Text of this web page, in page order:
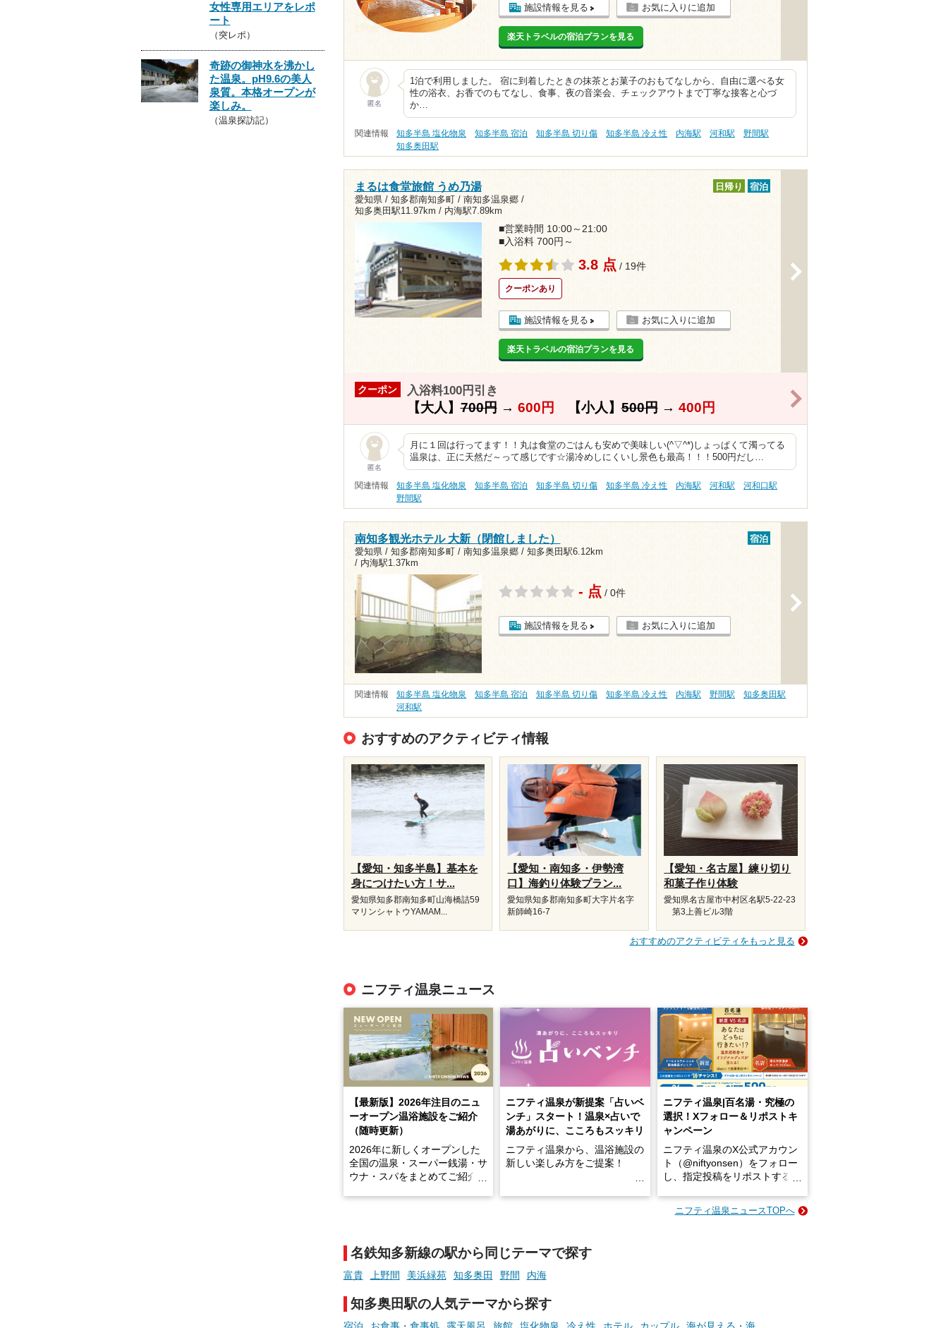
施設情報を見る お気に入りに追加
楽天トラベルの宿泊プランを見る
匿名
1泊で利用しました。 宿に到着したときの抹茶とお菓子のおもてなしから、自由に選べる女
性の浴衣、お香でのもてなし、食事、夜の音楽会、チェックアウトまで丁寧な接客と心づ
か…
関連情報 知多半島 塩化物泉 知多半島 宿泊 知多半島 切り傷 知多半島 冷え性 内海駅 河和駅
野間駅
知多奥田駅
まるは食堂旅館 うめ乃湯
愛知県 / 知多郡南知多町 / 南知多温泉郷 /
知多奥田駅11.97km / 内海駅7.89km
日帰り 宿泊
■営業時間 10:00～21:00
■入浴料 700円～
3.8 点 / 19件
クーポンあり
施設情報を見る お気に入りに追加
楽天トラベルの宿泊プランを見る
クーポン 入浴料100円引き
【大人】700円→ 600円 【小人】500円→ 400円
匿名
月に１回は行ってます！！丸は食堂のごはんも安めで美味しい(^▽^*)しょっぱくて濁ってる
温泉は、正に天然だ～って感じです☆湯冷めしにくいし景色も最高！！！500円だし…
関連情報 知多半島 塩化物泉 知多半島 宿泊 知多半島 切り傷 知多半島 冷え性 内海駅 河和駅
河和口駅
野間駅
南知多観光ホテル 大新（閉館しました）
愛知県 / 知多郡南知多町 / 南知多温泉郷 / 知多奥田駅6.12km
/ 内海駅1.37km
宿泊
- 点 / 0件
施設情報を見る お気に入りに追加
関連情報 知多半島 塩化物泉 知多半島 宿泊 知多半島 切り傷 知多半島 冷え性 内海駅 野間駅
知多奥田駅
河和駅
おすすめのアクティビティ情報
【愛知・知多半島】基本を
身につけたい方！サ...
愛知県知多郡南知多町山海橋詰59
マリンシャトウYAMAM...
【愛知・南知多・伊勢湾
口】海釣り体験プラン...
愛知県知多郡南知多町大字片名字
新師崎16-7
【愛知・名古屋】練り切り
和菓子作り体験
愛知県名古屋市中村区名駅5-22-23
第3上善ビル3階
おすすめのアクティビティをもっと見る
ニフティ温泉ニュース
【最新版】2026年注目のニュ
ーオープン温浴施設をご紹介
（随時更新）
2026年に新しくオープンした
全国の温泉・スーパー銭湯・サ
ウナ・スパをまとめてご紹介！
まったスポットが続々登場して
います。
現地取材記事もあわせて紹介し
ていますので、気になる施設は
ぜひチェックして次のおでかけ
先の参考にしてみてください
ね。
ニフティ温泉が新提案「占いベ
ンチ」スタート！温泉×占いで
湯あがりに、こころもスッキリ
ニフティ温泉から、温浴施設の
新しい楽しみ方をご提案！
手相やタロットなど気軽に楽し
める占いで、“ととのう”おふろ
時間を、もっと特別に。
ニフティ温泉|百名湯・究極の
選択！Xフォロー＆リポストキ
ャンペーン
ニフティ温泉のX公式アカウン
ト（@niftyonsen）をフォロー
し、指定投稿をリポストする
GIFT500円分をプレゼントい
ニフティ温泉ニュースTOPへ
名鉄知多新線の駅から同じテーマで探す
富貴 上野間 美浜緑苑 知多奥田 野間 内海
知多奥田駅の人気テーマから探す
女性専用エリアをレポ
ート
（突レポ）
奇跡の御神水を沸かし
た温泉。pH9.6の美人
泉質。本格オープンが
楽しみ。
（温泉探訪記）